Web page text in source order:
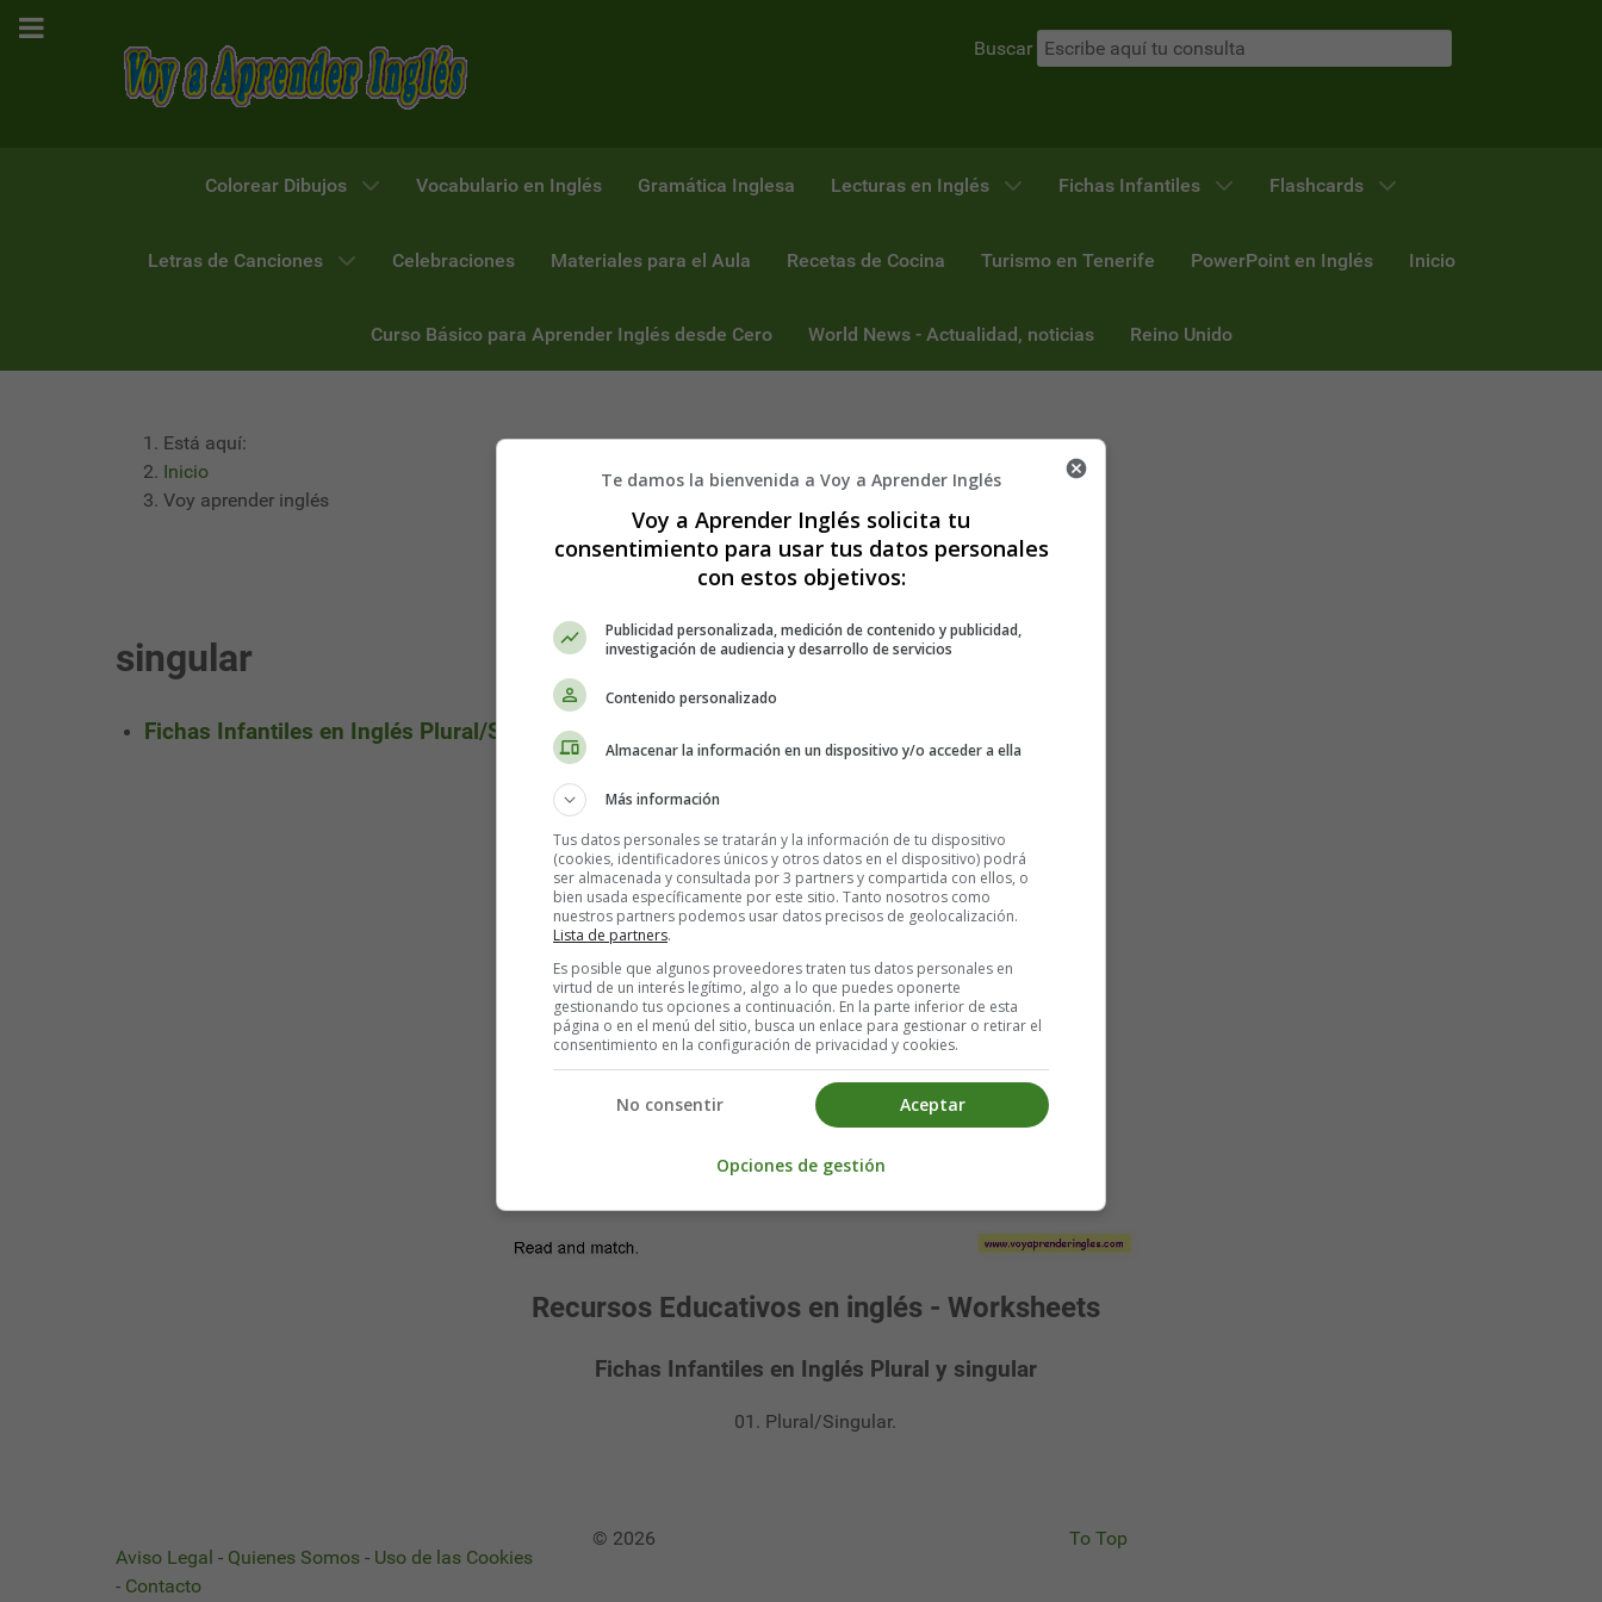
Buscar
Colorear Dibujos Vocabulario en Inglés Gramática Inglesa Lecturas en Inglés Fichas Infantiles Flashcards
Letras de Canciones Celebraciones Materiales para el Aula Recetas de Cocina Turismo en Tenerife PowerPoint en Inglés Inicio
Curso Básico para Aprender Inglés desde Cero World News - Actualidad, noticias Reino Unido
Está aquí:
Inicio
Voy aprender inglés
singular
Fichas Infantiles en Inglés Plural/Singular 01
Recursos Educativos en inglés - Worksheets
Fichas Infantiles en Inglés Plural y singular
01. Plural/Singular.
Aviso Legal - Quienes Somos - Uso de las Cookies
- Contacto
© 2026 To Top
Te damos la bienvenida a Voy a Aprender Inglés
Voy a Aprender Inglés solicita tu
consentimiento para usar tus datos personales
con estos objetivos:
Publicidad personalizada, medición de contenido y publicidad,
investigación de audiencia y desarrollo de servicios
Contenido personalizado
Almacenar la información en un dispositivo y/o acceder a ella
Más información
Tus datos personales se tratarán y la información de tu dispositivo
(cookies, identificadores únicos y otros datos en el dispositivo) podrá
ser almacenada y consultada por 3 partners y compartida con ellos, o
bien usada específicamente por este sitio. Tanto nosotros como
nuestros partners podemos usar datos precisos de geolocalización.
Lista de partners.
Es posible que algunos proveedores traten tus datos personales en
virtud de un interés legítimo, algo a lo que puedes oponerte
gestionando tus opciones a continuación. En la parte inferior de esta
página o en el menú del sitio, busca un enlace para gestionar o retirar el
consentimiento en la configuración de privacidad y cookies.
Aceptar
No consentir
Opciones de gestión